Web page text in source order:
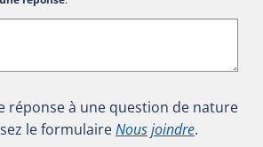
réponse à une question de nature
le formulaireNous joindre.